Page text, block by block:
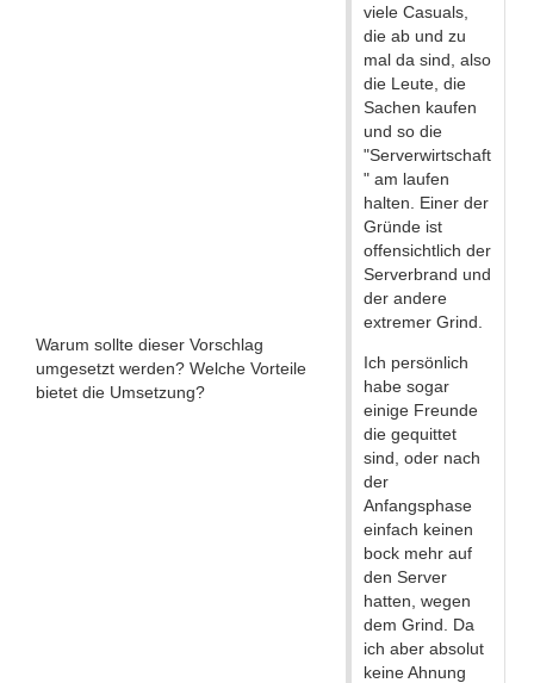
Warum sollte dieser Vorschlag
umgesetzt werden? Welche Vorteile
bietet die Umsetzung?
viele Casuals,
die ab und zu
mal da sind, also
die Leute, die
Sachen kaufen
und so die
"Serverwirtschaft
" am laufen
halten. Einer der
Gründe ist
offensichtlich der
Serverbrand und
der andere
extremer Grind.
Ich persönlich
habe sogar
einige Freunde
die gequittet
sind, oder nach
der
Anfangsphase
einfach keinen
bock mehr auf
den Server
hatten, wegen
dem Grind. Da
ich aber absolut
keine Ahnung